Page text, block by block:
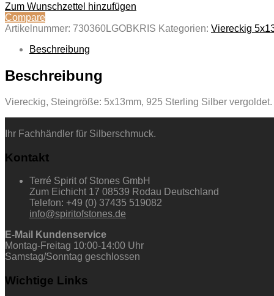
Zum Wunschzettel hinzufügen
Compare
Artikelnummer: 730360LGOBKRIS Kategorien: Viereckig
Beschreibung
Beschreibung
Viereckig, Steingröße: 5x13mm, 925 Sterling Silber
Ihr Fachhändler für Silberschmuck.
Kontakt
Terré Spirit of Stones GmbH
Zum Eichicht 17 08539 Rodau Deutschland
Telefon: +49 (0) 37435 519082
info@spiritofstones.de
E-Mail Kundenservice
Montag-Freitag 10:00-14:00 Uhr
Samstag/Sonntag geschlossen
Wichtige Links